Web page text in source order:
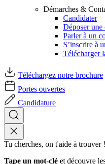
Démarches &
Candidater
Déposer
Parler à un
S’inscrire à
Télécharger
Téléchargez notre brochure
Portes ouvertes
Candidature
Tu cherches, on t'aide à trouver !
Tape un mot-clé et découvre